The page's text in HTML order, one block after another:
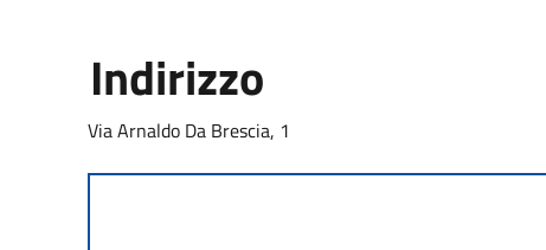
Indirizzo
Via Arnaldo Da Brescia, 1